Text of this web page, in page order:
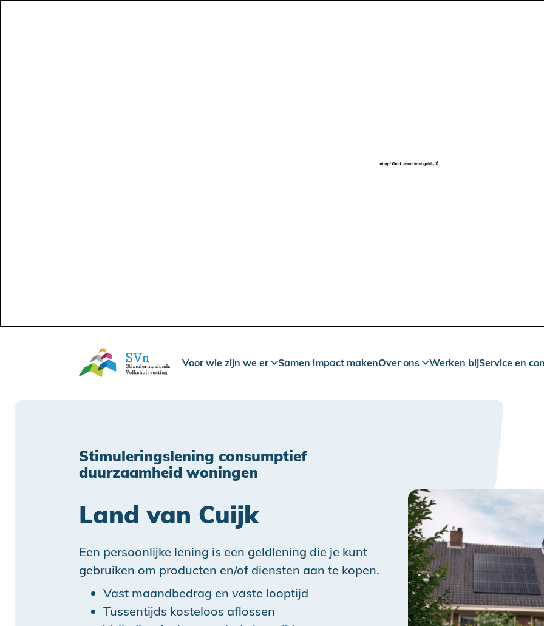
Voor wie zijn we er Samen impact makenOver ons Werken bijService en
Stimuleringslening consumptief
duurzaamheid woningen
Land van Cuijk
Een persoonlijke lening is een geldlening die je kunt
gebruiken om producten en/of diensten aan te kopen.
Vast maandbedrag en vaste looptijd
Tussentijds kosteloos aflossen